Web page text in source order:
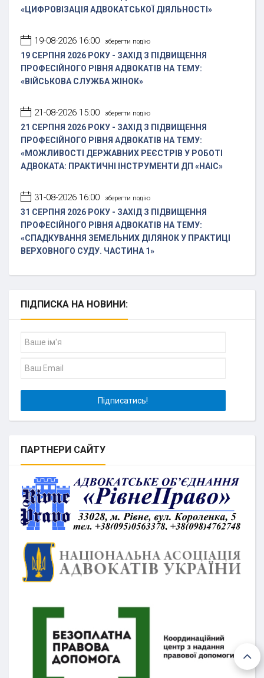
«ЦИФРОВІЗАЦІЯ АДВОКАТСЬКОЇ ДІЯЛЬНОСТІ»
19-08-2026 16:00 зберегти подію
19 СЕРПНЯ 2026 РОКУ - ЗАХІД З ПІДВИЩЕННЯ
ПРОФЕСІЙНОГО РІВНЯ АДВОКАТІВ НА ТЕМУ:
«ВІЙСЬКОВА СЛУЖБА ЖІНОК»
21-08-2026 15:00 зберегти подію
21 СЕРПНЯ 2026 РОКУ - ЗАХІД З ПІДВИЩЕННЯ
ПРОФЕСІЙНОГО РІВНЯ АДВОКАТІВ НА ТЕМУ:
«МОЖЛИВОСТІ ДЕРЖАВНИХ РЕЄСТРІВ У РОБОТІ
АДВОКАТА: ПРАКТИЧНІ ІНСТРУМЕНТИ ДП «НАІС»
31-08-2026 16:00 зберегти подію
31 СЕРПНЯ 2026 РОКУ - ЗАХІД З ПІДВИЩЕННЯ
ПРОФЕСІЙНОГО РІВНЯ АДВОКАТІВ НА ТЕМУ:
«СПАДКУВАННЯ ЗЕМЕЛЬНИХ ДІЛЯНОК У ПРАКТИЦІ
ВЕРХОВНОГО СУДУ. ЧАСТИНА 1»
ПІДПИСКА НА НОВИНИ:
ПАРТНЕРИ САЙТУ